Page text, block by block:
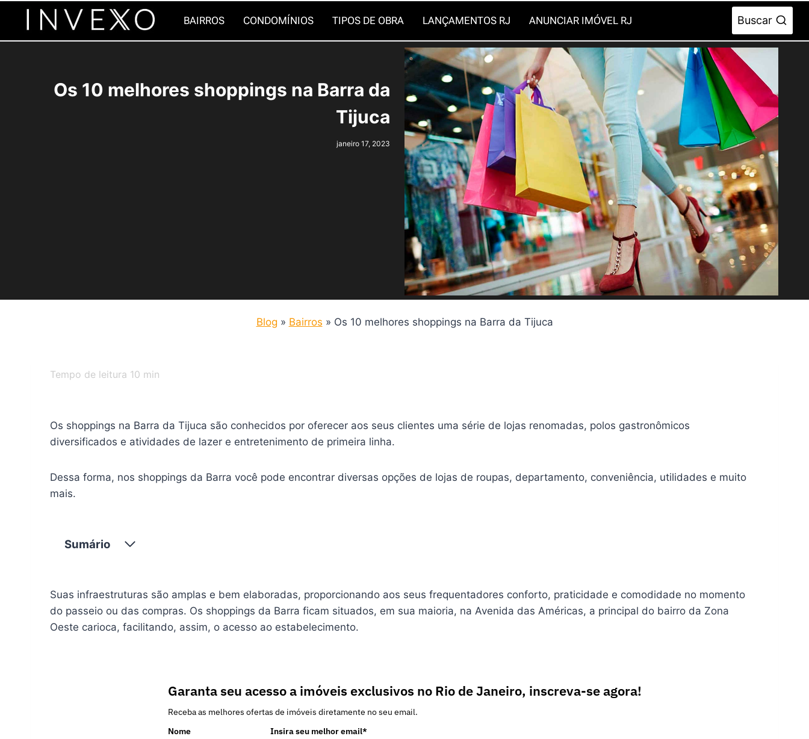
o
BAIRROS CONDOMÍNIOS TIPOS DE OBRA LANÇAMENTOS RJ ANUNCIAR IMÓVEL RJ Buscar
Os 10 melhores shoppings na Barra da
Tijuca
janeiro 17, 2023
Blog » Bairros » Os 10 melhores shoppings na Barra da Tijuca
Tempo de leitura 10 min
Os shoppings na Barra da Tijuca são conhecidos por oferecer aos seus clientes uma série de lojas renomadas, polos gastronômicos
diversificados e atividades de lazer e entretenimento de primeira linha.
Dessa forma, nos shoppings da Barra você pode encontrar diversas opções de lojas de roupas, departamento, conveniência, utilidades e muito
mais.
Sumário
Suas infraestruturas são amplas e bem elaboradas, proporcionando aos seus frequentadores conforto, praticidade e comodidade no momento
do passeio ou das compras. Os shoppings da Barra ficam situados, em sua maioria, na Avenida das Américas, a principal do bairro da Zona
Oeste carioca, facilitando, assim, o acesso ao estabelecimento.
Garanta seu acesso a imóveis exclusivos no Rio de Janeiro, inscreva-se agora!
Receba as melhores ofertas de imóveis diretamente no seu email.
Nome
Insira seu melhor email*